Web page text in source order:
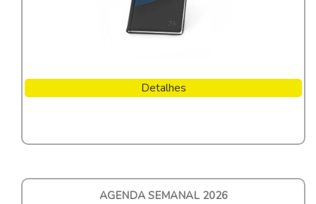
Detalhes
AGENDA SEMANAL 2026